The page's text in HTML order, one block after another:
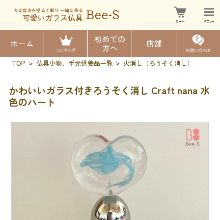
ホーム
初めての
方へ
店舗
TOP > 仏具小物、手元供養品一覧 > 火消し（ろうそく消し）
かわいいガラス付きろうそく消し Craft nana 水
色のハート